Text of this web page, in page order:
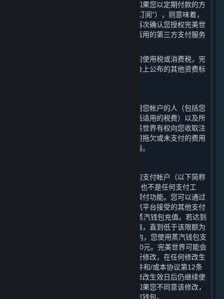
对于具有约定使用期限的内容和服务，如果您以定期付款的方
式购买以继续使用（以下简称“定期付费订阅”），则意味着，
对于每一笔定期付款的金额，您同意并再次确认您授权完美世
界或其指定的支付服务提供商通过任何适用的第三方支付服务
如果您使用蒸汽平台需要缴纳任何类型的使用税或消费税，完
美世界会在内容和服务的资费标准和平台上公布的其他资费标
作为帐户持有人，您需要对您或任何使用您帐户的人（包括您
的家人或朋友）所产生的所有费用（包括适用的税费）以及所
有购买行为负责。如果您注销帐户，完美世界有权向您收取注
销之前产生的费用、附加费或支出。任何拖欠或未支付的费用
必须在完美世界允许您再次注册之前结清。
蒸汽平台可能向您提供与您帐户相关联的支付帐户（以下简称
”）。蒸汽钱包并非银行帐户，也不是任何支付工
具，而是向您提供的购买内容和服务的预付功能。您可以通过
借记卡、信用卡、预付卡、促销码或蒸汽平台接受的其他支付
方式，在限额人民币14,000元内向您的蒸汽钱包充值。若达到
该限额，您将无法再向您的蒸汽钱包充值，直到低于该限额为
止。在任何二十四（24）小时的时间段内，您使用蒸汽钱包支
付的总金额，合计不得超过人民币14,000元。完美世界可能会
不时对蒸汽钱包的余额和使用的限制进行修改，在任何修改生
效日前的六十（60）日，我们会通过邮件和/或本协议第12条
中列明的其他方式通知您。如果您在该修改生效日后仍继续使
用您的帐户，则视为您接受了该修改；如果您不同意该修改，
您有权注销您的帐户或停止使用您的蒸汽钱包。